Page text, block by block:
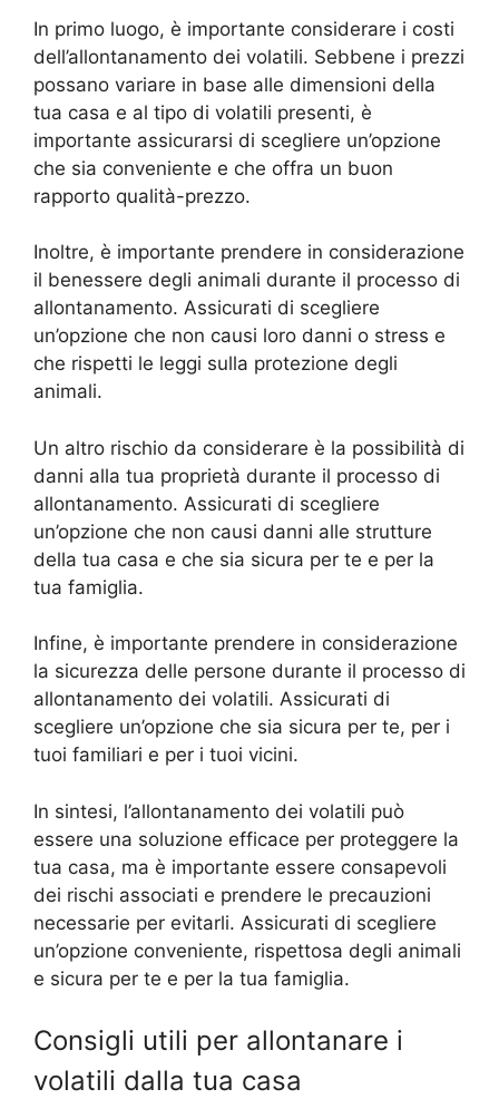
In primo luogo, è importante considerare i costi
dell’allontanamento dei volatili. Sebbene i prezzi
possano variare in base alle dimensioni della
tua casa e al tipo di volatili presenti, è
importante assicurarsi di scegliere un’opzione
che sia conveniente e che offra un buon
rapporto qualità-prezzo.
Inoltre, è importante prendere in considerazione
il benessere degli animali durante il processo di
allontanamento. Assicurati di scegliere
un’opzione che non causi loro danni o stress e
che rispetti le leggi sulla protezione degli
animali.
Un altro rischio da considerare è la possibilità di
danni alla tua proprietà durante il processo di
allontanamento. Assicurati di scegliere
un’opzione che non causi danni alle strutture
della tua casa e che sia sicura per te e per la
tua famiglia.
Infine, è importante prendere in considerazione
la sicurezza delle persone durante il processo di
allontanamento dei volatili. Assicurati di
scegliere un’opzione che sia sicura per te, per i
tuoi familiari e per i tuoi vicini.
In sintesi, l’allontanamento dei volatili può
essere una soluzione efficace per proteggere la
tua casa, ma è importante essere consapevoli
dei rischi associati e prendere le precauzioni
necessarie per evitarli. Assicurati di scegliere
un’opzione conveniente, rispettosa degli animali
e sicura per te e per la tua famiglia.
Consigli utili per allontanare i
volatili dalla tua casa